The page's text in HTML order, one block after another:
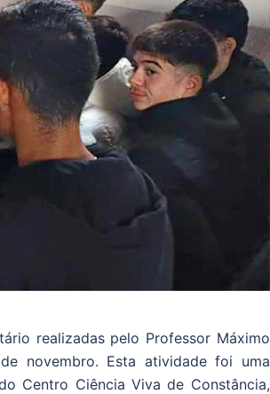
realizadas pelo Professor Máximo
novembro. Esta atividade foi uma
Centro Ciência Viva de Constância,